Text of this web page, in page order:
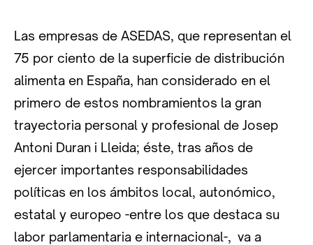
Las empresas de ASEDAS, que representan el
75 por ciento de la superficie de distribución
alimenta en España, han considerado en el
primero de estos nombramientos la gran
trayectoria personal y profesional de Josep
Antoni Duran i Lleida; éste, tras años de
ejercer importantes responsabilidades
políticas en los ámbitos local, autonómico,
estatal y europeo -entre los que destaca su
labor parlamentaria e internacional-, va a